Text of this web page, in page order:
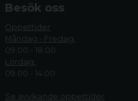
Besök oss
Öppettider
Måndag - Fredag:
09.00 - 18.00
Lördag:
09.00 - 14.00
Se avvikande öppettider